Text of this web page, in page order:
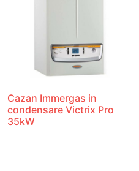
Cazan Immergas in
condensare Victrix Pro
35kW